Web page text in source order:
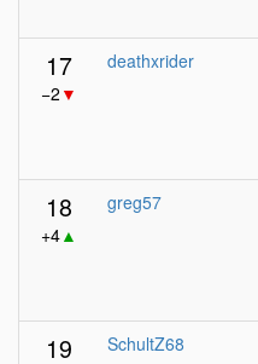
17
−2 ▼
deathxrider
18
+4▲
greg57
19 SchultZ68